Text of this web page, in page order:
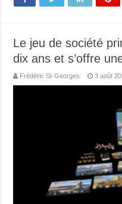
Le jeu de société
dix ans et s’offre
Frédéric St-Georges 3 août